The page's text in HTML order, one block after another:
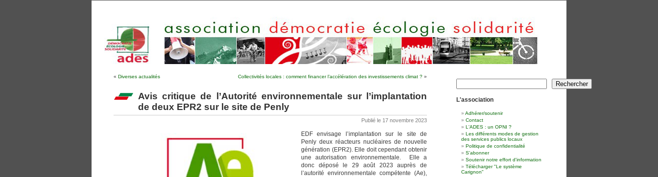
« Diverses actualités Collectivités locales : comment financer l’accélération des investissements climat ? »
Avis critique de l’Autorité environnementale sur l’implantation
de deux EPR2 sur le site de Penly
Publié le 17 novembre 2023
EDF envisage l’implantation sur le site de
Penly deux réacteurs nucléaires de nouvelle
génération (EPR2). Elle doit cependant obtenir
une autorisation environnementale. Elle a
donc déposé le 29 août 2023 auprès de
l’autorité environnementale compétente (Ae),
Rechercher Rechercher
L'association
Adhérer/soutenir
Contact
L'ADES : un OPNI ?
Les différents modes de gestion
des services publics locaux
Politique de confidentialité
S'abonner
Soutenir notre effort d'information
Télécharger "Le système
Carignon"